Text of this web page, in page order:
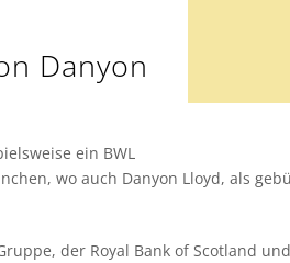
Danyon
ein BWL
wo auch Danyon Lloyd, als
der Royal Bank of Scotland